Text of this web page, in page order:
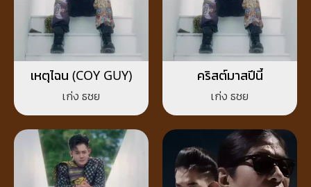
เหตุไฉน (COY GUY)
เก่ง ธชย
คริสต์มาสปีนี้
เก่ง ธชย